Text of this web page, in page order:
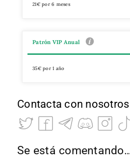
21€ por 6 meses
Patrón VIP Anual
35€ por 1 año
Contacta con nosotros
Se está